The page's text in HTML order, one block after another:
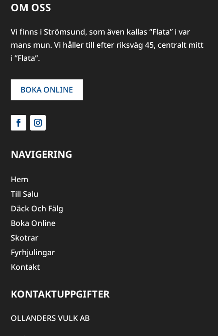
OM OSS
Vi finns i Strömsund, som även kallas ”Flata” i var
mans mun. Vi håller till efter riksväg 45, centralt mitt
i ”Flata”.
BOKA ONLINE
NAVIGERING
Hem
Till Salu
Däck Och Fälg
Boka Online
Skotrar
Fyrhjulingar
Kontakt
KONTAKTUPPGIFTER
OLLANDERS VULK AB